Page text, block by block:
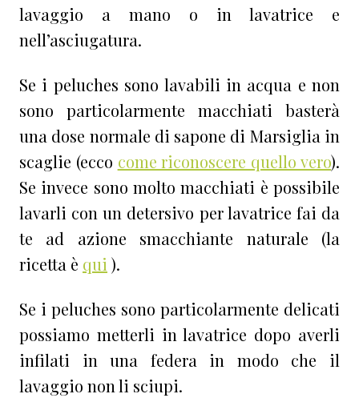
lavaggio a mano o in lavatrice e
nell’asciugatura.
Se i peluches sono lavabili in acqua e non
sono particolarmente macchiati basterà
una dose normale di sapone di Marsiglia in
scaglie (ecco come riconoscere quello vero).
Se invece sono molto macchiati è possibile
lavarli con un detersivo per lavatrice fai da
te ad azione smacchiante naturale (la
ricetta è qui ).
Se i peluches sono particolarmente delicati
possiamo metterli in lavatrice dopo averli
infilati in una federa in modo che il
lavaggio non li sciupi.